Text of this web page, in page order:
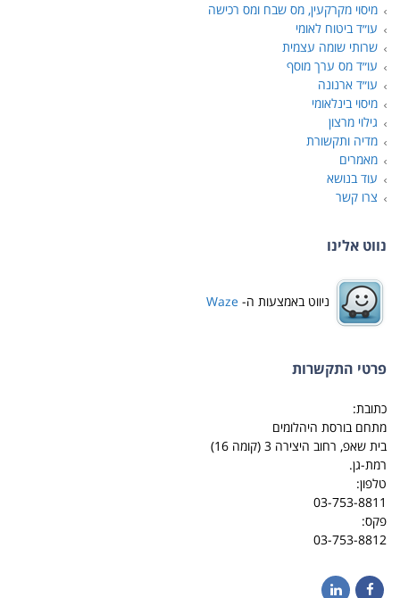
מיסוי מקרקעין, מס שבח ומס רכישה
עו״ד ביטוח לאומי
שרותי שומה עצמית
עו״ד מס ערך מוסף
עו״ד ארנונה
מיסוי בינלאומי
גילוי מרצון
מדיה ותקשורת
מאמרים
עוד בנושא
צרו קשר
נווט אלינו
ניווט באמצעות ה- Waze
פרטי התקשרות
כתובת:
מתחם בורסת היהלומים
בית שאפ, רחוב היצירה 3 (קומה 16)
רמת-גן.
טלפון:
03-753-8811
פקס:
03-753-8812